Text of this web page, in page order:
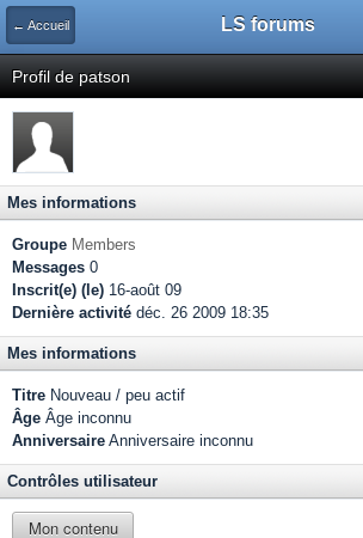
← Accueil LS forums
Profil de patson
Mes informations
Groupe Members
Messages 0
Inscrit(e) (le) 16-août 09
Dernière activité déc. 26 2009 18:35
Mes informations
Titre Nouveau / peu actif
Âge Âge inconnu
Anniversaire Anniversaire inconnu
Contrôles utilisateur
Mon contenu